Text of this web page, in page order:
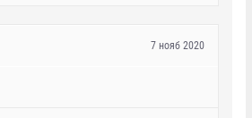
7 нояб 2020